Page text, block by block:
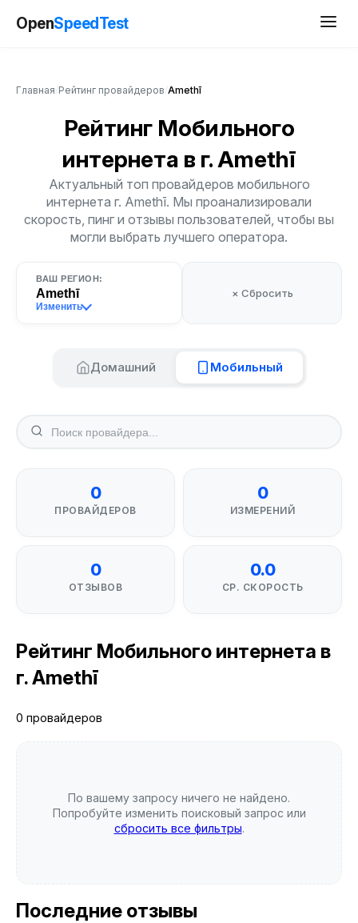
OpenSpeedTest
Главная Рейтинг провайдеров Amethī
Рейтинг Мобильного
интернета в г. Amethī
Актуальный топ провайдеров мобильного
интернета г. Amethī. Мы проанализировали
скорость, пинг и отзывы пользователей, чтобы вы
могли выбрать лучшего оператора.
ВАШ РЕГИОН:
Amethī
Изменить
× Сбросить
Домашний Мобильный
0
ПРОВАЙДЕРОВ
0
ИЗМЕРЕНИЙ
0
ОТЗЫВОВ
0.0
СР. СКОРОСТЬ
Рейтинг Мобильного интернета в
г. Amethī
0 провайдеров
По вашему запросу ничего не найдено.
Попробуйте изменить поисковый запрос или
сбросить все фильтры.
Последние отзывы